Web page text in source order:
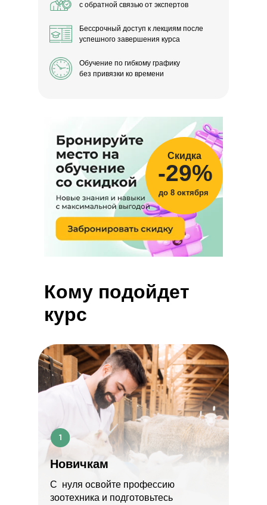
с обратной связью от экспертов
Бессрочный доступ к лекциям после
успешного завершения курса
Обучение по гибкому графику
без привязки ко времени
Скидка
до 8 октября
-29%
Кому подойдет
курс
С нуля освойте профессию
зоотехника и подготовьтесь
Новичкам